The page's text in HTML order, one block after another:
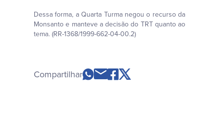
Dessa forma, a Quarta Turma negou o recurso da
Monsanto e manteve a decisão do TRT quanto ao
tema. (RR-1368/1999-662-04-00.2)
Compartilhar